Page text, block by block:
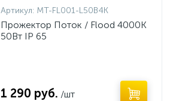
Артикул: MT-FL001-L50B4K
Прожектор Поток / Flood 4000К
50Вт IP 65
1 290 руб. /шт